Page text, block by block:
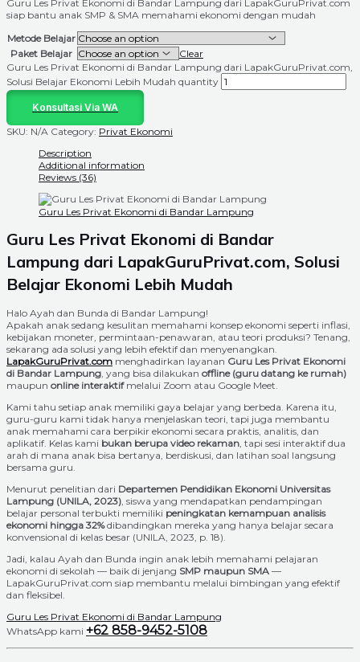
Guru Les Privat Ekonomi di Bandar Lampung dari LapakGuruPrivat.com
siap bantu anak SMP & SMA memahami ekonomi dengan mudah
Metode Belajar
Paket Belajar
Clear
Guru Les Privat Ekonomi di Bandar Lampung dari LapakGuruPrivat.com,
Solusi Belajar Ekonomi Lebih Mudah quantity
Konsultasi Via WA
SKU: N/A Category: Privat Ekonomi
Description
Additional information
Reviews (36)
Guru Les Privat Ekonomi di Bandar Lampung
Guru Les Privat Ekonomi di Bandar
Lampung dari LapakGuruPrivat.com, Solusi
Belajar Ekonomi Lebih Mudah
Halo Ayah dan Bunda di Bandar Lampung!
Apakah anak sedang kesulitan memahami konsep ekonomi seperti inflasi,
kebijakan moneter, permintaan-penawaran, atau teori produksi? Tenang,
sekarang ada solusi yang lebih efektif dan menyenangkan.
LapakGuruPrivat.com menghadirkan layanan Guru Les Privat Ekonomi
di Bandar Lampung , yang bisa dilakukan offline (guru datang ke rumah)
maupun online interaktifmelalui Zoom atau Google Meet.
Kami tahu setiap anak memiliki gaya belajar yang berbeda. Karena itu,
guru-guru kami tidak hanya menjelaskan teori, tapi juga membantu
anak memahami cara berpikir ekonomi secara praktis, analitis, dan
aplikatif. Kelas kami bukan berupa video rekaman , tapi sesi interaktif dua
arah di mana anak bisa bertanya, berdiskusi, dan latihan soal langsung
bersama guru.
Menurut penelitian dari Departemen Pendidikan Ekonomi Universitas
Lampung (UNILA, 2023) , siswa yang mendapatkan pendampingan
belajar personal terbukti memiliki peningkatan kemampuan analisis
ekonomi hingga 32%dibandingkan mereka yang hanya belajar secara
konvensional di kelas besar (UNILA, 2023, p. 18).
Jadi, kalau Ayah dan Bunda ingin anak lebih memahami pelajaran
ekonomi di sekolah — baik di jenjang SMP maupun SMA —
LapakGuruPrivat.com siap membantu melalui bimbingan yang efektif
dan fleksibel.
Guru Les Privat Ekonomi di Bandar Lampung
WhatsApp kami +62 858-9452-5108